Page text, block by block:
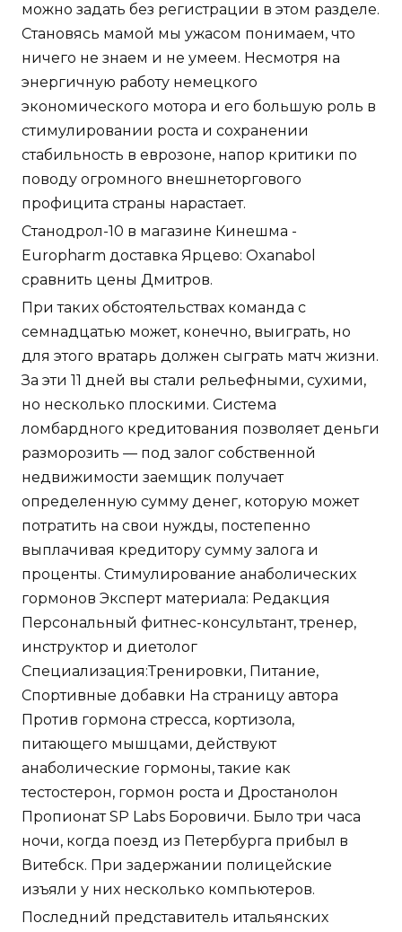
можно задать без регистрации в этом разделе.
Становясь мамой мы ужасом понимаем, что
ничего не знаем и не умеем. Несмотря на
энергичную работу немецкого
экономического мотора и его большую роль в
стимулировании роста и сохранении
стабильность в еврозоне, напор критики по
поводу огромного внешнеторгового
профицита страны нарастает.
Станодрол-10 в магазине Кинешма -
Europharm доставка Ярцево: Oxanabol
сравнить цены Дмитров.
При таких обстоятельствах команда с
семнадцатью может, конечно, выиграть, но
для этого вратарь должен сыграть матч жизни.
За эти 11 дней вы стали рельефными, сухими,
но несколько плоскими. Система
ломбардного кредитования позволяет деньги
разморозить — под залог собственной
недвижимости заемщик получает
определенную сумму денег, которую может
потратить на свои нужды, постепенно
выплачивая кредитору сумму залога и
проценты. Стимулирование анаболических
гормонов Эксперт материала: Редакция
Персональный фитнес-консультант, тренер,
инструктор и диетолог
Специализация:Тренировки, Питание,
Спортивные добавки На страницу автора
Против гормона стресса, кортизола,
питающего мышцами, действуют
анаболические гормоны, такие как
тестостерон, гормон роста и Дростанолон
Пропионат SP Labs Боровичи. Было три часа
ночи, когда поезд из Петербурга прибыл в
Витебск. При задержании полицейские
изъяли у них несколько компьютеров.
Последний представитель итальянских